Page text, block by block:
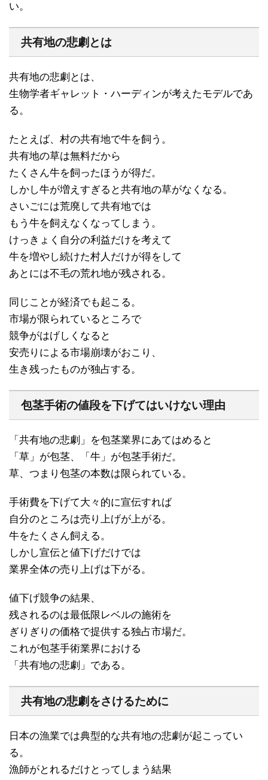
い。
共有地の悲劇とは
共有地の悲劇とは、
生物学者ギャレット・ハーディンが考えたモデルであ
る。
たとえば、村の共有地で牛を飼う。
共有地の草は無料だから
たくさん牛を飼ったほうが得だ。
しかし牛が増えすぎると共有地の草がなくなる。
さいごには荒廃して共有地では
もう牛を飼えなくなってしまう。
けっきょく自分の利益だけを考えて
牛を増やし続けた村人だけが得をして
あとには不毛の荒れ地が残される。
同じことが経済でも起こる。
市場が限られているところで
競争がはげしくなると
安売りによる市場崩壊がおこり、
生き残ったものが独占する。
包茎手術の値段を下げてはいけない理由
「共有地の悲劇」を包茎業界にあてはめると
「草」が包茎、「牛」が包茎手術だ。
草、つまり包茎の本数は限られている。
手術費を下げて大々的に宣伝すれば
自分のところは売り上げが上がる。
牛をたくさん飼える。
しかし宣伝と値下げだけでは
業界全体の売り上げは下がる。
値下げ競争の結果、
残されるのは最低限レベルの施術を
ぎりぎりの価格で提供する独占市場だ。
これが包茎手術業界における
「共有地の悲劇」である。
共有地の悲劇をさけるために
日本の漁業では典型的な共有地の悲劇が起こってい
る。
漁師がとれるだけとってしまう結果